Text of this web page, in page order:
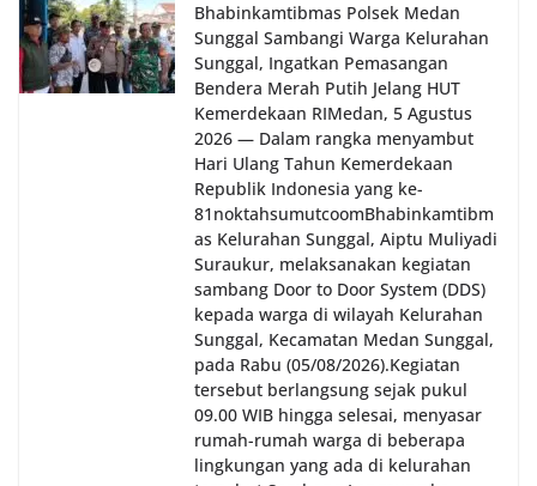
Bhabinkamtibmas Polsek Medan
Sunggal Sambangi Warga Kelurahan
Sunggal, Ingatkan Pemasangan
Bendera Merah Putih Jelang HUT
Kemerdekaan RI‎‎Medan, 5 Agustus
2026 — Dalam rangka menyambut
Hari Ulang Tahun Kemerdekaan
Republik Indonesia yang ke-
81noktahsumutcoomBhabinkamtibm
as Kelurahan Sunggal, Aiptu Muliyadi
Suraukur, melaksanakan kegiatan
sambang Door to Door System (DDS)
kepada warga di wilayah Kelurahan
Sunggal, Kecamatan Medan Sunggal,
pada Rabu (05/08/2026).‎‎Kegiatan
tersebut berlangsung sejak pukul
09.00 WIB hingga selesai, menyasar
rumah-rumah warga di beberapa
lingkungan yang ada di kelurahan